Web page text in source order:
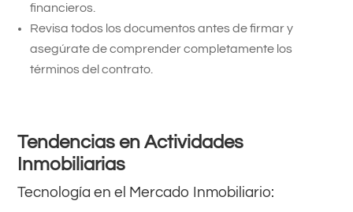
financieros.
Revisa todos los documentos antes de firmar y
asegúrate de comprender completamente los
términos del contrato.
Tendencias en Actividades
Inmobiliarias
Tecnología en el Mercado Inmobiliario: